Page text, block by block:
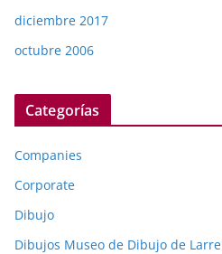
diciembre 2017
octubre 2006
Categorías
Companies
Corporate
Dibujo
Dibujos Museo de Dibujo de Larre